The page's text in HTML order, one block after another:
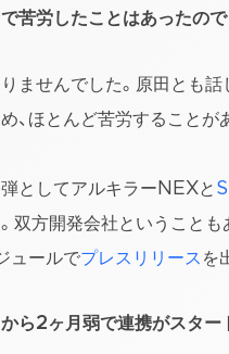
苦労したことはあったので
りませんでした。原田とも
、ほとんど苦労することが
弾としてアルキラーNEXと
双方開発会社ということ
ュールでプレスリリース を
ら2ヶ月弱で連携がスター